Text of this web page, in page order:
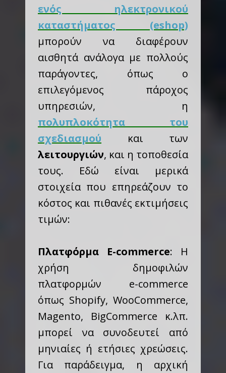
ενός ηλεκτρονικού
καταστήματος (eshop)
μπορούν να διαφέρουν
αισθητά ανάλογα με πολλούς
παράγοντες, όπως ο
επιλεγόμενος πάροχος
υπηρεσιών, η
πολυπλοκότητα του
σχεδιασμού και των
λειτουργιών, και η τοποθεσία
τους. Εδώ είναι μερικά
στοιχεία που επηρεάζουν το
κόστος και πιθανές εκτιμήσεις
τιμών:
Πλατφόρμα E-commerce: Η
χρήση δημοφιλών
πλατφορμών e-commerce
όπως Shopify, WooCommerce,
Magento, BigCommerce κ.λπ.
μπορεί να συνοδευτεί από
μηνιαίες ή ετήσιες χρεώσεις.
Για παράδειγμα, η αρχική